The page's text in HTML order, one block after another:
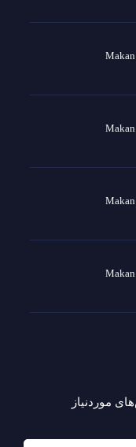
موردنیاز